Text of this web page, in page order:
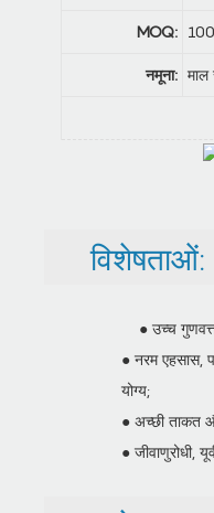
MOQ:
नमूना:
विशेषताओं:
● उच्च
● नरम एहसास,
योग्य;
● अच्छी ताकत
● जीवाणुरोधी,